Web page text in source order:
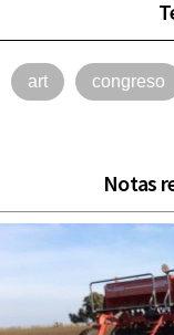
art congreso
Notas